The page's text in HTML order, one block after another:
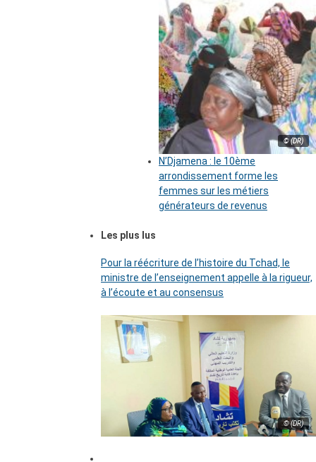
© (DR)
N’Djamena : le 10ème
arrondissement forme les
femmes sur les métiers
générateurs de revenus
Les plus lus
Pour la réécriture de l’histoire du Tchad, le
ministre de l’enseignement appelle à la rigueur,
à l’écoute et au consensus
© (DR)